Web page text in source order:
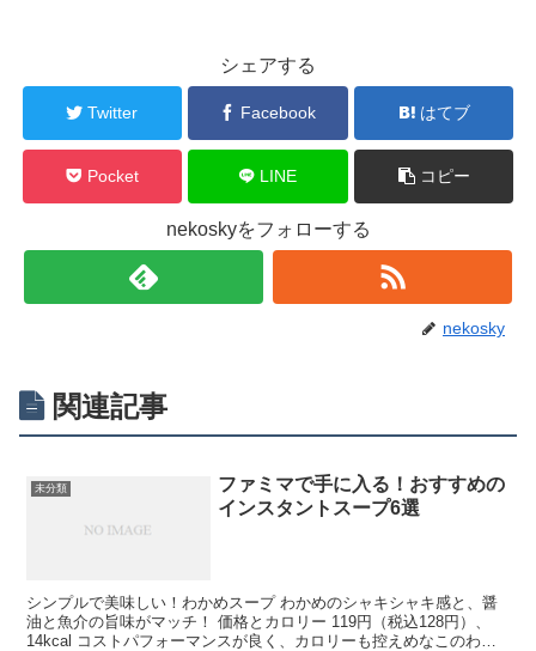
シェアする
Twitter Facebook はてブ
Pocket LINE コピー
nekoskyをフォローする
nekosky
関連記事
未分類
ファミマで手に入る！おすすめの
インスタントスープ6選
シンプルで美味しい！わかめスープ わかめのシャキシャキ感と、醤
油と魚介の旨味がマッチ！ 価格とカロリー 119円（税込128円）、
14kcal コストパフォーマンスが良く、カロリーも控えめなこのわか